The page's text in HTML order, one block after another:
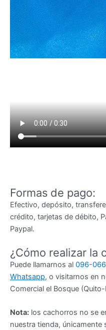
Formas de pago:
Efectivo, depósito,
crédito, tarjetas de débito,
Paypal.
¿Cómo realizar la
Puede llamarnos al 096-
Whatsapp, o visitarnos en
Comercial el Bosque
Nota: los cachorros no se
nuestra tienda, únicamente